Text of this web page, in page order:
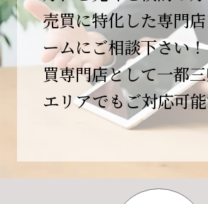
この節目を無事に迎えることがで
は、日頃よりご愛顧いただいてい
力添えをいただいている取引先の
支えてくださったすべての関係者
げであり、心より深く感謝申し上
10年という年月の中で、多くのご
ただき、今日の当社があります。
しかしながら、10周年は通過点に
る企業へと成長してまいります。
売買に特化した専門
ームにご相談下さい
買専門店として一都
エリアでもご対応可能